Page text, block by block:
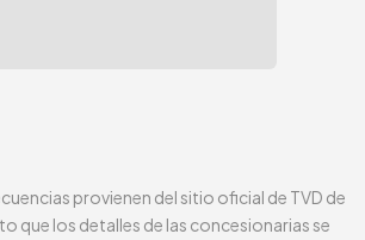
provienen del sitio oficial de TVD de
que los detalles de las concesionarias se